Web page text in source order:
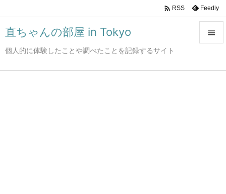
直ちゃんの部屋 in Tokyo
個人的に体験したことや調べたことを記録するサイト

 RSS Feedly